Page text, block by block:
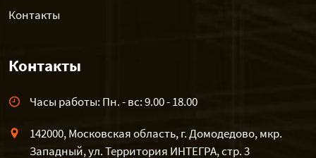
Контакты
Контакты
Часы работы: Пн. - вс: 9.00 - 18.00
142000, Московская область, г. Домодедово, мкр.
Западный, ул. Территория ИНТЕГРА, стр. 3